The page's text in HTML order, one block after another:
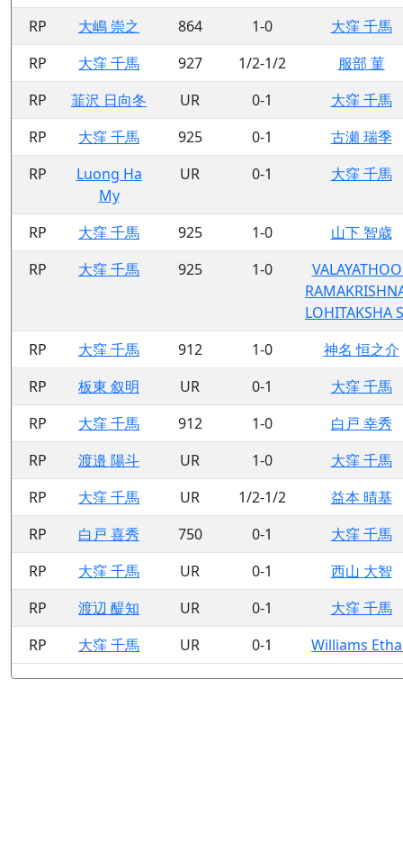
RP
大嶋 崇之 864 1-0
大窪 千馬
RP
大窪 千馬 927 1/2-1/2
服部 菫
RP
韮沢 日向冬 UR 0-1
大窪 千馬
RP
大窪 千馬 925 0-1
古瀬 瑞季
RP
Luong Ha
My
UR 0-1 大窪 千馬
RP 大窪 千馬 925 1-0
山下 智歳
RP
大窪 千馬 925 1-0
LOHITAKSHA
RP
大窪 千馬 912 1-0
神名 恒之介
RP
板東 叙明 UR 0-1
大窪 千馬
RP
大窪 千馬 912 1-0
白戸 幸秀
RP
渡邉 陽斗 UR 1-0
大窪 千馬
RP
大窪 千馬 UR 1/2-1/2
益本 晴基
RP
白戸 喜秀 750 0-1
大窪 千馬
RP
大窪 千馬 UR 0-1
西山 大智
RP
渡辺 醍知 UR 0-1
大窪 千馬
RP
大窪 千馬 UR 0-1 Williams